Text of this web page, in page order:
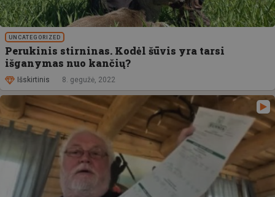
UNCATEGORIZED
Perukinis stirninas. Kodėl šūvis yra tarsi
išganymas nuo kančių?
Išskirtinis 8. gegužė, 2022